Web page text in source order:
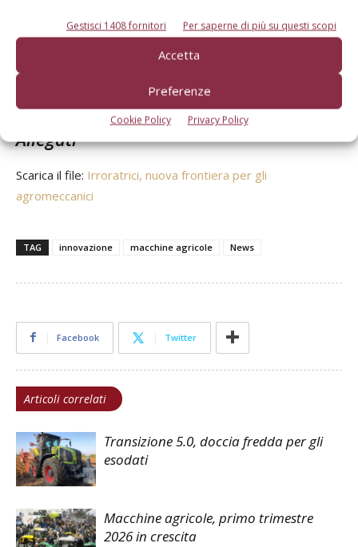
Gestisci 1408 fornitori Per saperne di più su questi scopi
Accetta
Preferenze
Cookie Policy Privacy Policy
riferimento anche per le grandi aziende. La nuova frontiera
del contoterzismo sono ora le imprese agricole più
strutturate, alle prese con gravi difficoltà nel reperire
manodopera specializzata.
Allegati
Scarica il file: Irroratrici, nuova frontiera per gli
agromeccanici
TAG innovazione macchine agricole News
Facebook Twitter
Articoli correlati
Transizione 5.0, doccia fredda per gli
esodati
Macchine agricole, primo trimestre
2026 in crescita